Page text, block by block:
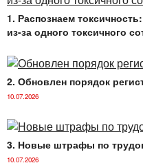
1. Распознаем
из-за одного токсичного
2. Обновлен порядок
10.07.2026
3. Новые штрафы по
10.07.2026